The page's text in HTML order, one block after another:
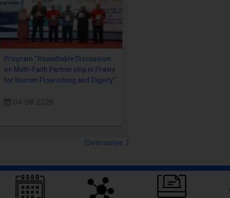
Program “Roundtable Discussion
on Multi-Faith Partnership in Praxis
for Human Flourishing and Dignity”
04-08-2026
[Seterusnya...]
Pautan Pantas